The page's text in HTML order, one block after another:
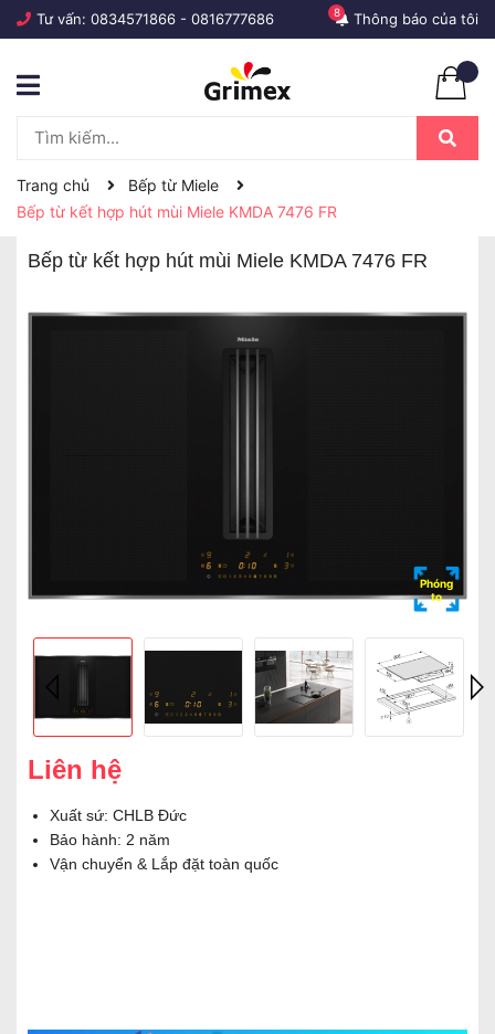
Tư vấn: 0834571866 - 0816777686 Thông báo của tôi
8
Trang chủ
Bếp từ Miele
Bếp từ kết hợp hút mùi Miele KMDA 7476 FR
Bếp từ kết hợp hút mùi Miele KMDA 7476 FR
Phóng
to
Liên hệ
Xuất sứ: CHLB Đức
Bảo hành: 2 năm
Vận chuyển & Lắp đặt toàn quốc